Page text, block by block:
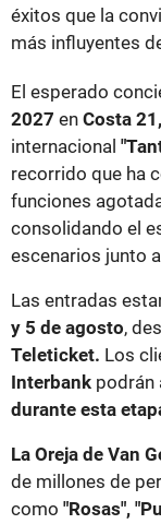
éxitos que la
más influyentes
El esperado
2027 en Costa 21,
internacional
recorrido que ha
funciones
consolidando el
escenarios junto
Las entradas
y 5 de agosto,
Teleticket. Los
Interbank podrán
durante esta
La Oreja de Van
de millones de
como "Rosas",